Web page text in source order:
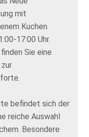
mit
Kuchen.
17:00 Uhr.
Sie eine
befindet sich der
reiche Auswahl
Besondere